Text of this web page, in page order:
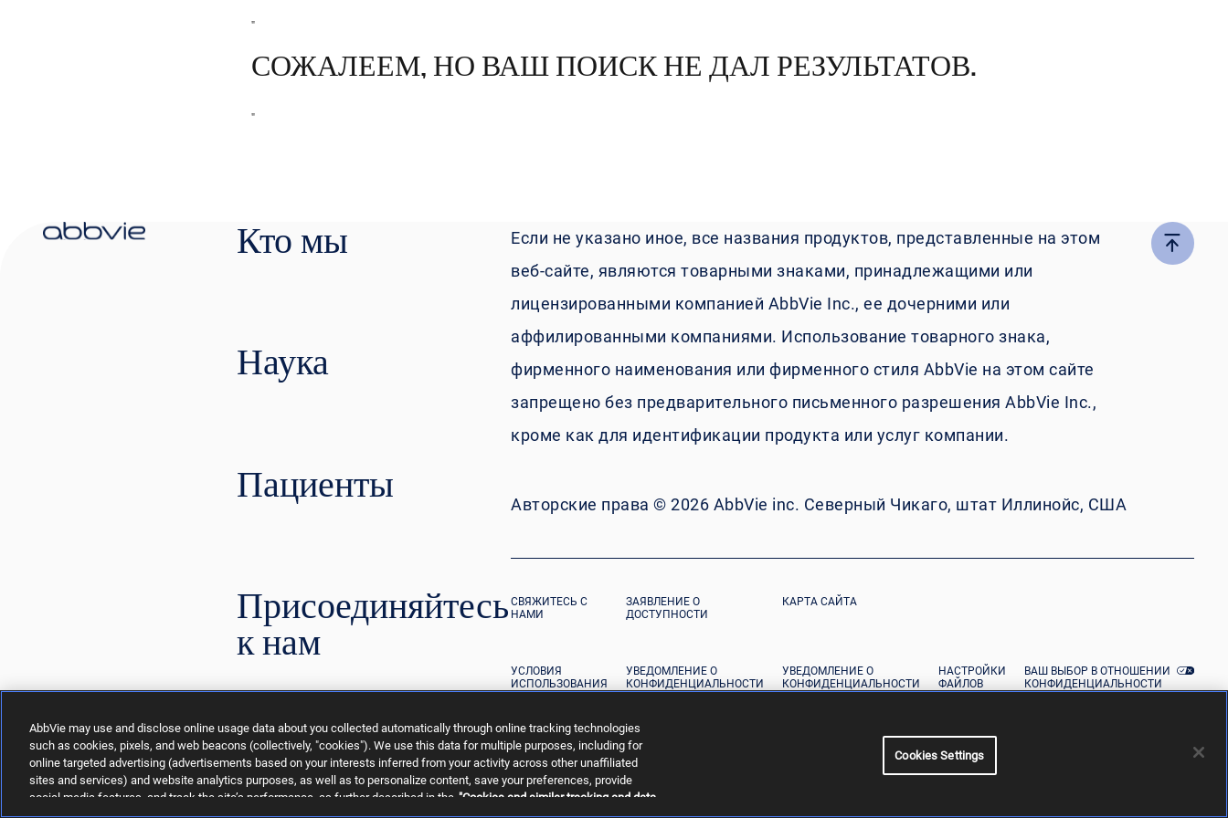
"
СОЖАЛЕЕМ, НО ВАШ ПОИСК НЕ ДАЛ РЕЗУЛЬТАТОВ.
"
Кто мы
Наука
Пациенты
Присоединяйтесь
к нам
Устойчивость
Если не указано иное, все названия продуктов, представленные на этом
веб-сайте, являются товарными знаками, принадлежащими или
лицензированными компанией AbbVie Inc., ее дочерними или
аффилированными компаниями. Использование товарного знака,
фирменного наименования или фирменного стиля AbbVie на этом сайте
запрещено без предварительного письменного разрешения AbbVie Inc.,
кроме как для идентификации продукта или услуг компании.
Авторские права © 2026 AbbVie inc. Северный Чикаго, штат Иллинойс, США
СВЯЖИТЕСЬ С
НАМИ
ЗАЯВЛЕНИЕ О
ДОСТУПНОСТИ
КАРТА САЙТА
УСЛОВИЯ
ИСПОЛЬЗОВАНИЯ
УВЕДОМЛЕНИЕ О
КОНФИДЕНЦИАЛЬНОСТИ
УВЕДОМЛЕНИЕ О
КОНФИДЕНЦИАЛЬНОСТИ
НАСТРОЙКИ
ФАЙЛОВ
ВАШ ВЫБОР В ОТНОШЕНИИ
КОНФИДЕНЦИАЛЬНОСТИ
AbbVie may use and disclose online usage data about you collected automatically through online tracking technologies
such as cookies, pixels, and web beacons (collectively, "cookies"). We use this data for multiple purposes, including for
online targeted advertising (advertisements based on your interests inferred from your activity across other unaffiliated
sites and services) and website analytics purposes, as well as to personalize content, save your preferences, provide
social media features, and track the site’s performance, as further described in the "Cookies and similar tracking and data
collection technologies" section of our Privacy Notice. We retain this data for as long as necessary to fulfill these purposes
Cookies Settings